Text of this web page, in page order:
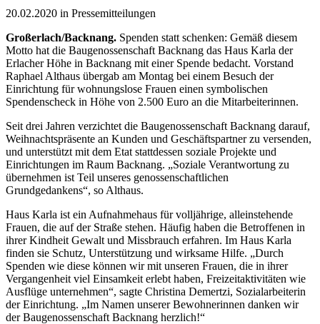
20.02.2020 in Pressemitteilungen
Großerlach/Backnang. Spenden statt schenken: Gemäß diesem
Motto hat die Baugenossenschaft Backnang das Haus Karla der
Erlacher Höhe in Backnang mit einer Spende bedacht. Vorstand
Raphael Althaus übergab am Montag bei einem Besuch der
Einrichtung für wohnungslose Frauen einen symbolischen
Spendenscheck in Höhe von 2.500 Euro an die Mitarbeiterinnen.
Seit drei Jahren verzichtet die Baugenossenschaft Backnang darauf,
Weihnachtspräsente an Kunden und Geschäftspartner zu versenden,
und unterstützt mit dem Etat stattdessen soziale Projekte und
Einrichtungen im Raum Backnang. „Soziale Verantwortung zu
übernehmen ist Teil unseres genossenschaftlichen
Grundgedankens“, so Althaus.
Haus Karla ist ein Aufnahmehaus für volljährige, alleinstehende
Frauen, die auf der Straße stehen. Häufig haben die Betroffenen in
ihrer Kindheit Gewalt und Missbrauch erfahren. Im Haus Karla
finden sie Schutz, Unterstützung und wirksame Hilfe. „Durch
Spenden wie diese können wir mit unseren Frauen, die in ihrer
Vergangenheit viel Einsamkeit erlebt haben, Freizeitaktivitäten wie
Ausflüge unternehmen“, sagte Christina Demertzi, Sozialarbeiterin
der Einrichtung. „Im Namen unserer Bewohnerinnen danken wir
der Baugenossenschaft Backnang herzlich!“